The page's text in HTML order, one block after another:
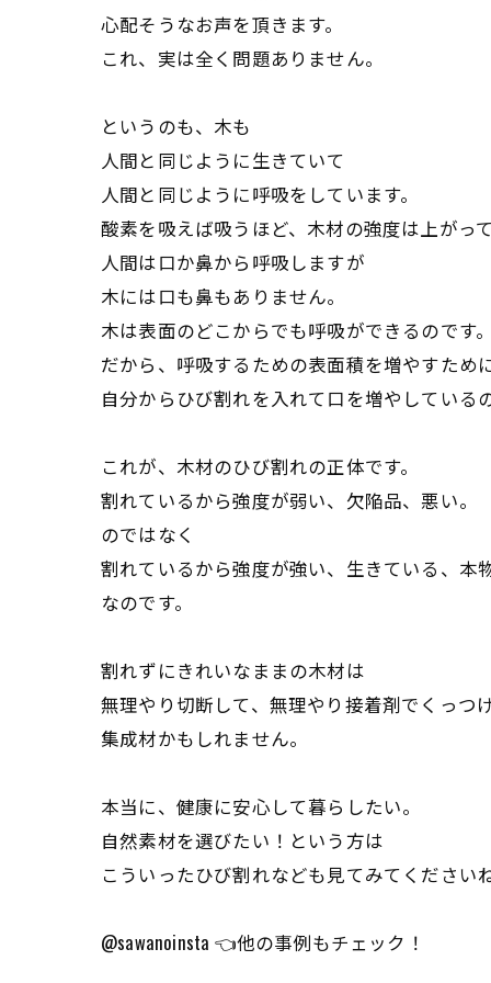
心配そうなお声を頂きます。
これ、実は全く問題ありません。
というのも、木も
人間と同じように生きていて
人間と同じように呼吸をしています。
酸素を吸えば吸うほど、木材の強度は上がって
人間は口か鼻から呼吸しますが
木には口も鼻もありません。
木は表面のどこからでも呼吸ができるのです。
だから、呼吸するための表面積を増やすため
自分からひび割れを入れて口を増やしているの
これが、木材のひび割れの正体です。
割れているから強度が弱い、欠陥品、悪い。
のではなく
割れているから強度が強い、生きている、本
なのです。
割れずにきれいなままの木材は
無理やり切断して、無理やり接着剤でくっつ
集成材かもしれません。
本当に、健康に安心して暮らしたい。
自然素材を選びたい！という方は
こういったひび割れなども見てみてください
@sawanoinsta 👈他の事例もチェック！